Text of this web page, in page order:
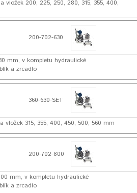
vložek 200, 225, 250, 280, 315, 355, 400,
200-702-630
mm, v kompletu hydraulické
a zrcadlo
360-630-SET
315, 355, 400, 450, 500, 560 mm
200-702-800
mm, v kompletu hydraulické
a zrcadlo